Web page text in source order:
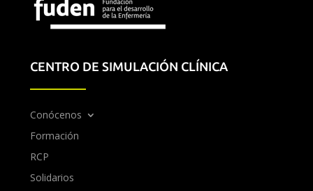
CENTRO DE SIMULACIÓN CLÍNICA
Conócenos
Formación
RCP
Solidarios